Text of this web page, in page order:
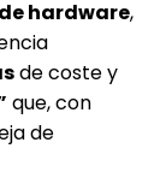
hardware,
de coste y
que, con
de